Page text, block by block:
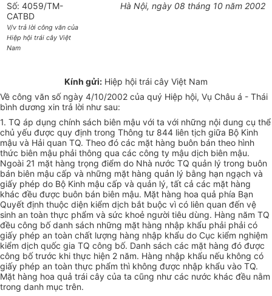
Số: 4059/TM-
CATBD
V/v trả lời công văn của
Hiệp hội trái cây Việt
Nam
Hà Nội, ngày 08 tháng 10 năm 2002
Kính gửi: Hiệp hội trái cây Việt Nam
Về công văn số ngày 4/10/2002 của quý Hiệp hội, Vụ Châu á - Thái
bình dương xin trả lời như sau:
1. TQ áp dụng chính sách biên mậu với ta với những nội dung cụ thể
chủ yếu được quy định trong Thông tư 844 liên tịch giữa Bộ Kinh
mậu và Hải quan TQ. Theo đó các mặt hàng buôn bán theo hình
thức biên mậu phải thông qua các công ty mậu dịch biên mậu.
Ngoài 21 mặt hàng trọng điểm do Nhà nước TQ quản lý trong buôn
bán biên mậu cấp và những mặt hàng quản lý bằng hạn ngạch và
giấy phép do Bộ Kinh mậu cấp và quản lý, tất cả các mặt hàng
khác đều được buôn bán biên mậu. Mặt hàng hoa quả phía Bạn
Quyết định thuộc diện kiểm dịch bắt buộc vì có liên quan đến vệ
sinh an toàn thực phẩm và sức khoẻ người tiêu dùng. Hàng năm TQ
đều công bố danh sách những mặt hàng nhập khẩu phải phải có
giấy phép an toàn chất lượng hàng nhập khẩu do Cục kiểm nghiệm
kiểm dịch quốc gia TQ công bố. Danh sách các mặt hàng đó được
công bố trước khi thực hiện 2 năm. Hàng nhập khẩu nếu không có
giấy phép an toàn thực phẩm thì không được nhập khẩu vào TQ.
Mặt hàng hoa quả trái cây của ta cũng như các nước khác đều nằm
trong danh mục trên.